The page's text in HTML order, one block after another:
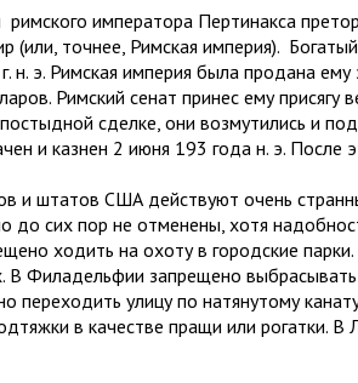
римского императора Пертинакса
(или, точнее, Римская империя).
н. э. Римская империя была продана
Римский сенат принес ему присягу
сделке, они возмутились и
и казнен 2 июня 193 года н. э. После
и штатов США действуют очень
до сих пор не отменены, хотя
ходить на охоту в городские
В Филадельфии за­прещено
переходить улицу по натянутому
в качестве пращи или рогатки.